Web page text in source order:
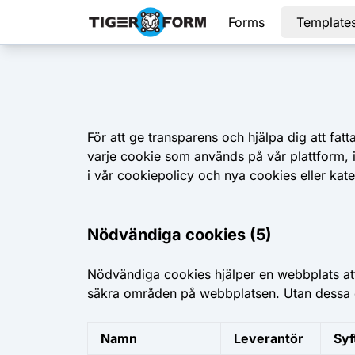
Forms
För att ge transparens och hjälpa dig att
varje cookie som används på vår
i vår cookiepolicy och nya cookies eller
Nödvändiga cookies (5)
Nödvändiga cookies hjälper en webbplats
säkra områden på webbplatsen. Utan
Namn Leverantör